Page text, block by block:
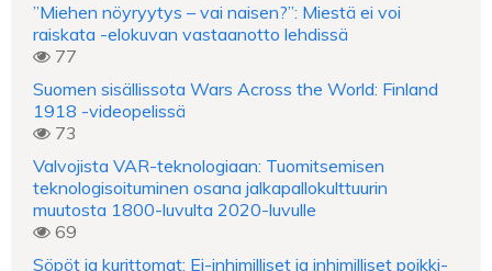
”Miehen nöyryytys – vai naisen?”: Miestä ei voi
raiskata -elokuvan vastaanotto lehdissä
77
Suomen sisällissota Wars Across the World: Finland
1918 -videopelissä
73
Valvojista VAR-teknologiaan: Tuomitsemisen
teknologisoituminen osana jalkapallokulttuurin
muutosta 1800-luvulta 2020-luvulle
69
Söpöt ja kurittomat: Ei-inhimilliset ja inhimilliset poikki-